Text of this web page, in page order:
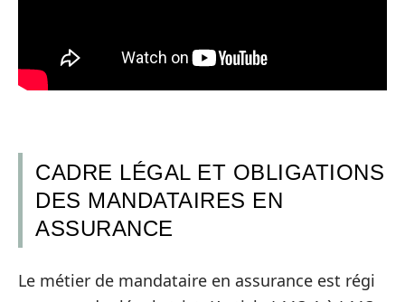
CADRE LÉGAL ET OBLIGATIONS
DES MANDATAIRES EN
ASSURANCE
Le métier de mandataire en assurance est régi